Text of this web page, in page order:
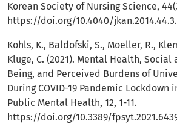
Korean Society of Nursing Science,
https://doi.org/10.4040/
Kohls, K., Baldofski, S., Moeller, R.,
Kluge, C. (2021). Mental Health,
Being, and Perceived Burdens of
During COVID-19 Pandemic Lockdown
Public Mental Health, 12, 1-11.
https://doi.org/10.3389/